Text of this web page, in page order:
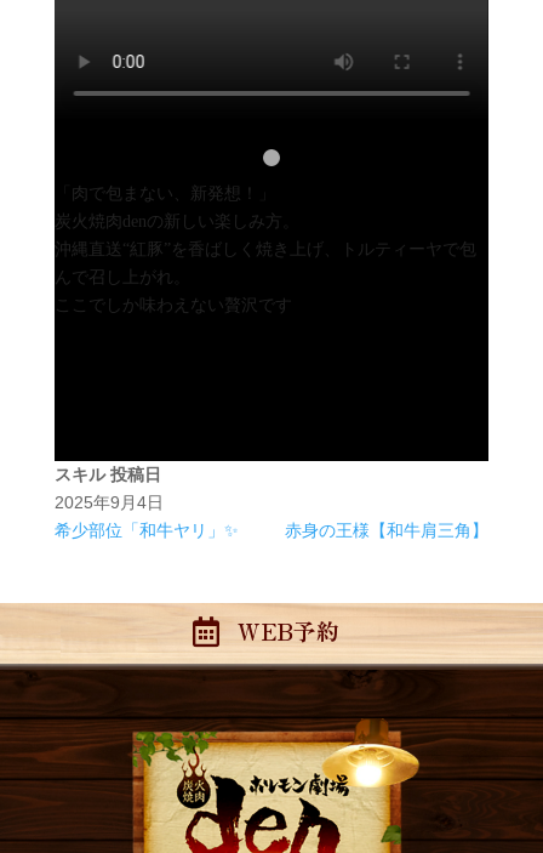
「肉で包まない、新発想！」
炭火焼肉denの新しい楽しみ方。
沖縄直送“紅豚”を香ばしく焼き上げ、トルティーヤで包
んで召し上がれ。
ここでしか味わえない贅沢です
スキル 投稿日
2025年9月4日
希少部位「和牛ヤリ」✨
赤身の王様【和牛肩三角】
 WEB予約